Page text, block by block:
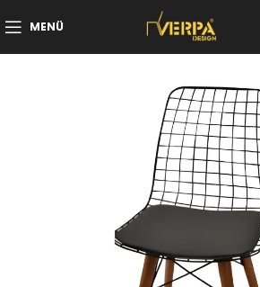
MENÜ